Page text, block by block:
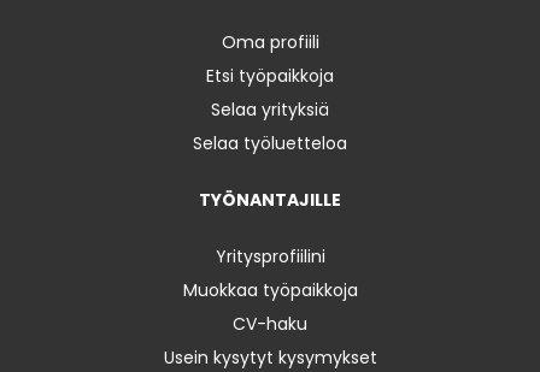
Oma profiili
Etsi työpaikkoja
Selaa yrityksiä
Selaa työluetteloa
TYÖNANTAJILLE
Yritysprofiilini
Muokkaa työpaikkoja
CV-haku
Usein kysytyt kysymykset